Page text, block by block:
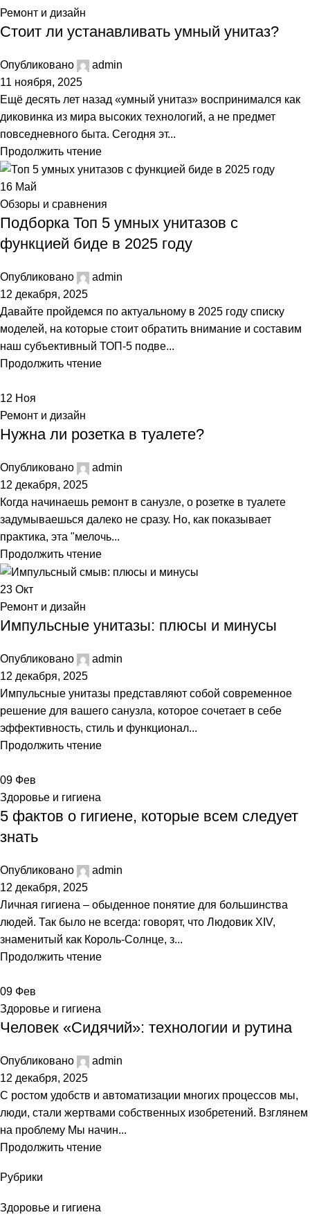
Ремонт и дизайн
Стоит ли устанавливать умный унитаз?
Опубликовано
admin
11 ноября, 2025
Ещё десять лет назад «умный унитаз» воспринимался как
диковинка из мира высоких технологий, а не предмет
повседневного быта. Сегодня эт...
Продолжить чтение
16 Май
Обзоры и сравнения
Подборка Топ 5 умных унитазов с
функцией биде в 2025 году
Опубликовано
admin
12 декабря, 2025
Давайте пройдемся по актуальному в 2025 году списку
моделей, на которые стоит обратить внимание и составим
наш субъективный ТОП-5 подве...
Продолжить чтение
12 Ноя
Ремонт и дизайн
Нужна ли розетка в туалете?
Опубликовано
admin
12 декабря, 2025
Когда начинаешь ремонт в санузле, о розетке в туалете
задумываешься далеко не сразу. Но, как показывает
практика, эта "мелочь...
Продолжить чтение
23 Окт
Ремонт и дизайн
Импульсные унитазы: плюсы и минусы
Опубликовано
admin
12 декабря, 2025
Импульсные унитазы представляют собой современное
решение для вашего санузла, которое сочетает в себе
эффективность, стиль и функционал...
Продолжить чтение
09 Фев
Здоровье и гигиена
5 фактов о гигиене, которые всем следует
знать
Опубликовано
admin
12 декабря, 2025
Личная гигиена – обыденное понятие для большинства
людей. Так было не всегда: говорят, что Людовик XIV,
знаменитый как Король-Солнце, з...
Продолжить чтение
09 Фев
Здоровье и гигиена
Человек «Сидячий»: технологии и рутина
Опубликовано
admin
12 декабря, 2025
С ростом удобств и автоматизации многих процессов мы,
люди, стали жертвами собственных изобретений. Взглянем
на проблему Мы начин...
Продолжить чтение
Рубрики
Здоровье и гигиена